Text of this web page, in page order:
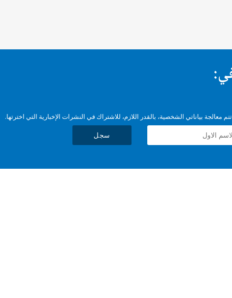
معالجة بياناتي الشخصية، بالقدر اللازم، للاشتراك في النشرات الإخبارية التي اخترتها.
سجل